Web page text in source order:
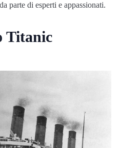
parte di esperti e appassionati.
Titanic